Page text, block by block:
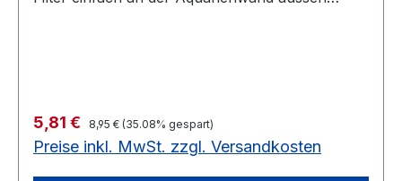
Verkaufspreis:
5,81 € Regulärer Preis:
8,95 € (35.08% gespart)
Preise inkl. MwSt. zzgl. Versandkosten